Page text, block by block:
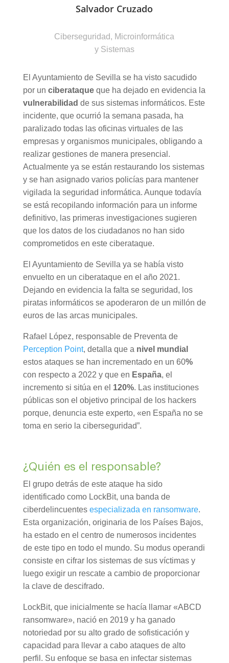
Salvador Cruzado
Ciberseguridad, Microinformática
y Sistemas
El Ayuntamiento de Sevilla se ha visto sacudido
por un ciberataqueque ha dejado en evidencia la
vulnerabilidad de sus sistemas informáticos. Este
incidente, que ocurrió la semana pasada, ha
paralizado todas las oficinas virtuales de las
empresas y organismos municipales, obligando a
realizar gestiones de manera presencial.
Actualmente ya se están restaurando los sistemas
y se han asignado varios policías para mantener
vigilada la seguridad informática. Aunque todavía
se está recopilando información para un informe
definitivo, las primeras investigaciones sugieren
que los datos de los ciudadanos no han sido
comprometidos en este ciberataque.
El Ayuntamiento de Sevilla ya se había visto
envuelto en un ciberataque en el año 2021.
Dejando en evidencia la falta se seguridad, los
piratas informáticos se apoderaron de un millón de
euros de las arcas municipales.
Rafael López, responsable de Preventa de
Perception Point, detalla que a nivel mundial
estos ataques se han incrementado en un 60%
con respecto a 2022 y que en España, el
incremento si sitúa en el 120%. Las instituciones
públicas son el objetivo principal de los hackers
porque, denuncia este experto, «en España no se
toma en serio la ciberseguridad”.
¿Quién es el responsable?
El grupo detrás de este ataque ha sido
identificado como LockBit, una banda de
ciberdelincuentes especializada en ransomware.
Esta organización, originaria de los Países Bajos,
ha estado en el centro de numerosos incidentes
de este tipo en todo el mundo. Su modus operandi
consiste en cifrar los sistemas de sus víctimas y
luego exigir un rescate a cambio de proporcionar
la clave de descifrado.
LockBit, que inicialmente se hacía llamar «ABCD
ransomware», nació en 2019 y ha ganado
notoriedad por su alto grado de sofisticación y
capacidad para llevar a cabo ataques de alto
perfil. Su enfoque se basa en infectar sistemas